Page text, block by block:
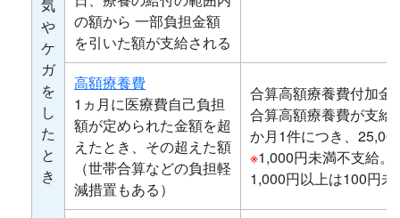
気
や
ケ
ガ
を
し
た
と
き
の額から 一部負担金額
を引いた額が支給される
高額療養費
1ヵ月に医療費自己負担
額が定められた金額を超
えたとき、その超えた額
（世帯合算などの負担軽
減措置もある）
合算高額療養費付加金
合算高額療養費が支給
か月1件につき、
※1,000円未満不支給。
1,000円以上は100円